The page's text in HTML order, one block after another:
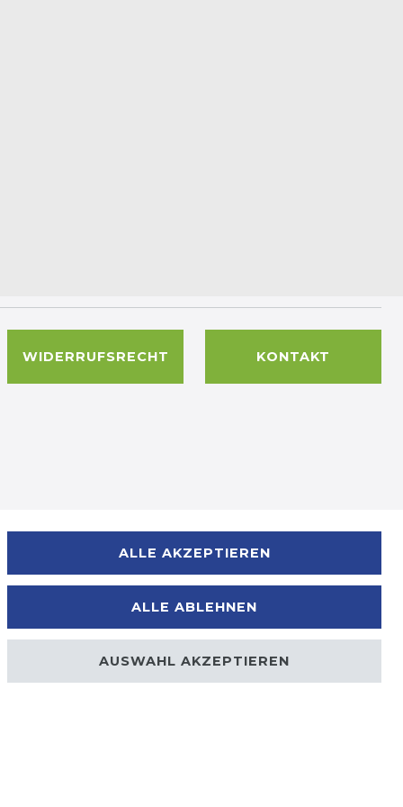
WIDERRUFSRECHT KONTAKT
ALLE AKZEPTIEREN
ALLE ABLEHNEN
AUSWAHL AKZEPTIEREN